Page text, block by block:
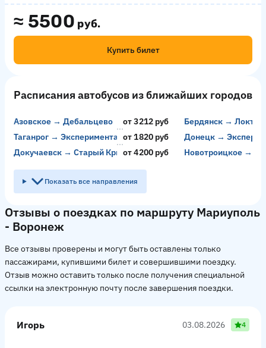
≈ 5500 руб.
Купить билет
Расписания автобусов из ближайших городов
Азовское → Дебальцево от 3212 руб
Бердянск → Локтев
Таганрог → Экспериментальныйот 1820 руб
Донецк →
Докучаевск → Старый Крымот 4200 руб Новотроицкое →
Показать все направления
Отзывы о поездках по маршруту Мариуполь
- Воронеж
Все отзывы проверены и могут быть оставлены только
пассажирами, купившими билет и совершившими поездку.
Отзыв можно оставить только после получения специальной
ссылки на электронную почту после завершения поездки.
Игорь 03.08.2026 4